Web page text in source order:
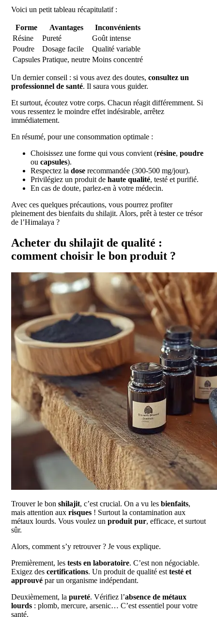
Voici un petit tableau récapitulatif :
Forme Avantages
Inconvénients
Résine
Pureté
Goût intense
Poudre
Dosage facile
Qualité variable
Capsules Pratique, neutre Moins concentré
Un dernier conseil : si vous avez des doutes, consultez un
professionnel de santé. Il saura vous guider.
Et surtout, écoutez votre corps. Chacun réagit différemment. Si
vous ressentez le moindre effet indésirable, arrêtez
immédiatement.
En résumé, pour une consommation optimale :
Choisissez une forme qui vous convient (résine, poudre
ou capsules).
Respectez la dose recommandée (300-500 mg/jour).
Privilégiez un produit de haute qualité, testé et purifié.
En cas de doute, parlez-en à votre médecin.
Avec ces quelques précautions, vous pourrez profiter
pleinement des bienfaits du shilajit. Alors, prêt à tester ce trésor
de l’Himalaya ?
Acheter du shilajit de qualité :
comment choisir le bon produit ?
Trouver le bon shilajit, c’est crucial. On a vu les bienfaits,
mais attention aux risques ! Surtout la contamination aux
métaux lourds. Vous voulez un produit pur, efficace, et surtout
sûr.
Alors, comment s’y retrouver ? Je vous explique.
Premièrement, les tests en laboratoire. C’est non négociable.
Exigez des certifications. Un produit de qualité est testé et
approuvé par un organisme indépendant.
Deuxièmement, la pureté. Vérifiez l’absence de métaux
lourds : plomb, mercure, arsenic… C’est essentiel pour votre
santé.